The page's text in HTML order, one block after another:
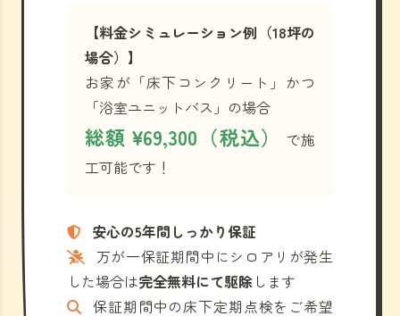
【料金シミュレーション例（18坪の
場合）】
お家が「床下コンクリート」かつ
「浴室ユニットバス」の場合
総額 ¥69,300（税込）
で施
工可能です！
安心の5年間しっかり保証
万が一保証期間中にシロアリが発生
した場合は完全無料にて駆除 します
保証期間中の床下定期点検をご希望